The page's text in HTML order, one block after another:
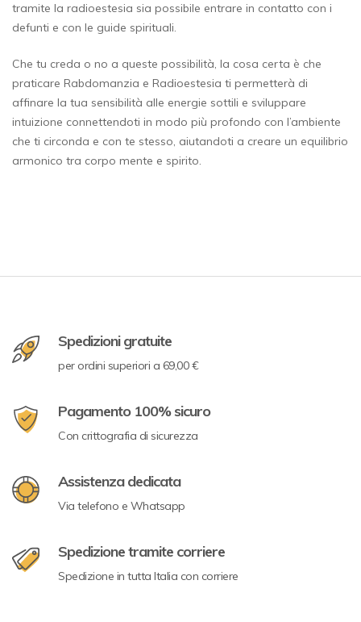
tramite la radioestesia sia possibile entrare in contatto con i
defunti e con le guide spirituali.
Che tu creda o no a queste possibilità, la cosa certa è che
praticare Rabdomanzia e Radioestesia ti permetterà di
affinare la tua sensibilità alle energie sottili e sviluppare
intuizione connettendoti in modo più profondo con l’ambiente
che ti circonda e con te stesso, aiutandoti a creare un equilibrio
armonico tra corpo mente e spirito.
Spedizioni gratuite
per ordini superiori a 69,00 €
Pagamento 100% sicuro
Con crittografia di sicurezza
Assistenza dedicata
Via telefono e Whatsapp
Spedizione tramite corriere
Spedizione in tutta Italia con corriere